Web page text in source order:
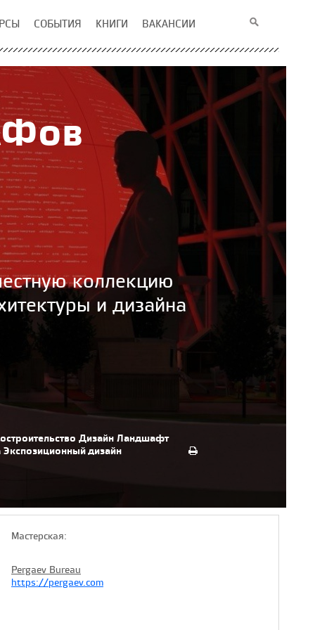
СОБЫТИЯ КНИГИ ВАКАНСИИ
коллекцию
и дизайна
Дизайн Ландшафт
Экспозиционный дизайн
Мастерская:
Pergaev Bureau
https://pergaev.com